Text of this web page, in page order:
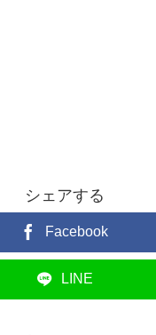
シェアする
Facebook
LINE